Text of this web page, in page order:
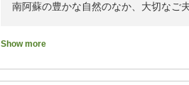
南阿蘇の豊かな自然のなか、大切なご
また、ご滞在中のあらゆる場面におい
Show more